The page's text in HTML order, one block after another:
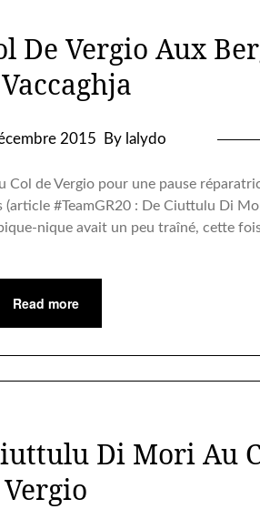
De Vergio Aux
2015 By lalydo
Col de Vergio pour une pause
(article #TeamGR20 : De Ciuttulu Di
nique avait un peu traîné, cette
Read more
Di Mori Au
Vergio